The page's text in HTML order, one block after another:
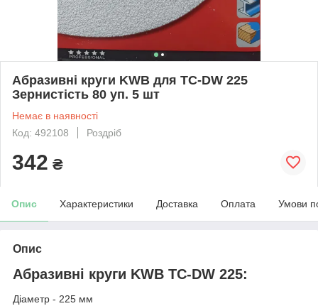
Абразивні круги KWB для TC-DW 225
Зернистість 80 уп. 5 шт
Немає в наявності
Код: 492108
Роздріб
342 ₴
Опис Характеристики Доставка Оплата Умови
Опис
Абразивні круги KWB TC-DW 225:
Діаметр - 225 мм